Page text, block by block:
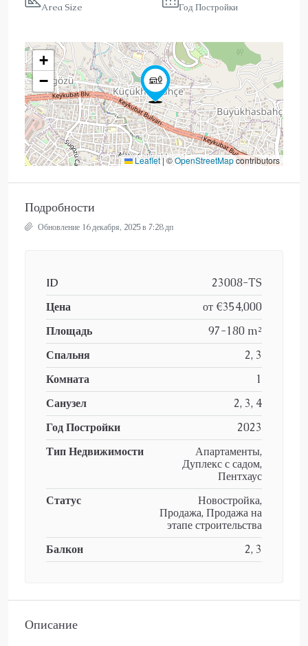
Area Size Год Постройки
+
−
Leaflet|©OpenStreetMapcontributors
Подробности
Обновление 16 декабря, 2025 в 7:28 дп
ID
23008-TS
Цена
от€354,000
Площадь
97-180 m²
Спальня
2, 3
Комната
1
Санузел
2, 3, 4
Год Постройки
2023
Тип Недвижимости
Апартаменты,
Дуплекс с садом,
Пентхаус
Статус
Новостройка,
Продажа, Продажа на
этапе строительства
Балкон
2, 3
Описание